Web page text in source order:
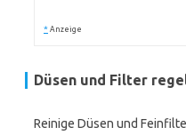
* Anzeige
Düsen und Filter
Reinige Düsen und